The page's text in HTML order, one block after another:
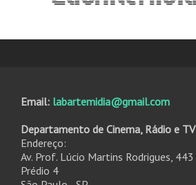
Email: labartemidia@gmail.com
Departamento de Cinema, Rádio e TV
Endereço:
Av. Prof. Lúcio Martins Rodrigues, 443
Prédio 4